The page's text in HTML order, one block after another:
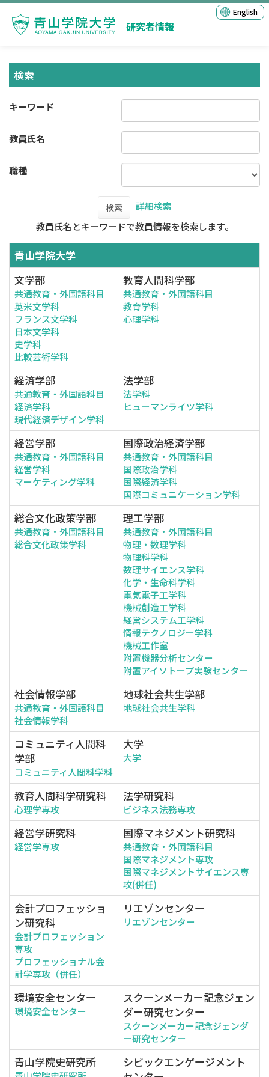
研究者情報
English
検索
キーワード
教員氏名
職種
検索
詳細検索
教員氏名とキーワードで教員情報を検索します。
青山学院大学
文学部
共通教育・外国語科目
英米文学科
フランス文学科
日本文学科
史学科
比較芸術学科
教育人間科学部
共通教育・外国語科目
教育学科
心理学科
経済学部
共通教育・外国語科目
経済学科
現代経済デザイン学科
法学部
法学科
ヒューマンライツ学科
経営学部
共通教育・外国語科目
経営学科
マーケティング学科
国際政治経済学部
共通教育・外国語科目
国際政治学科
国際経済学科
国際コミュニケーション学科
総合文化政策学部
共通教育・外国語科目
総合文化政策学科
理工学部
共通教育・外国語科目
物理・数理学科
物理科学科
数理サイエンス学科
化学・生命科学科
電気電子工学科
機械創造工学科
経営システム工学科
情報テクノロジー学科
機械工作室
附置機器分析センター
附置アイソトープ実験センター
社会情報学部
共通教育・外国語科目
社会情報学科
地球社会共生学部
地球社会共生学科
コミュニティ人間科
学部
コミュニティ人間科学科
大学
大学
教育人間科学研究科
心理学専攻
法学研究科
ビジネス法務専攻
経営学研究科
経営学専攻
国際マネジメント研究科
共通教育・外国語科目
国際マネジメント専攻
国際マネジメントサイエンス専
攻(併任)
会計プロフェッショ
ン研究科
会計プロフェッション
専攻
プロフェッショナル会
計学専攻（併任）
リエゾンセンター
リエゾンセンター
環境安全センター
環境安全センター
スクーンメーカー記念ジェン
ダー研究センター
スクーンメーカー記念ジェンダ
ー研究センター
青山学院史研究所
シビックエンゲージメント